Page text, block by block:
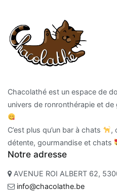
Chacolathé est un espace de
univers de ronronthérapie et
C’est plus qu’un bar à chats
,
détente, gourmandise et chats
Notre adresse
AVENUE ROI ALBERT 62,
info@chacolathe.be